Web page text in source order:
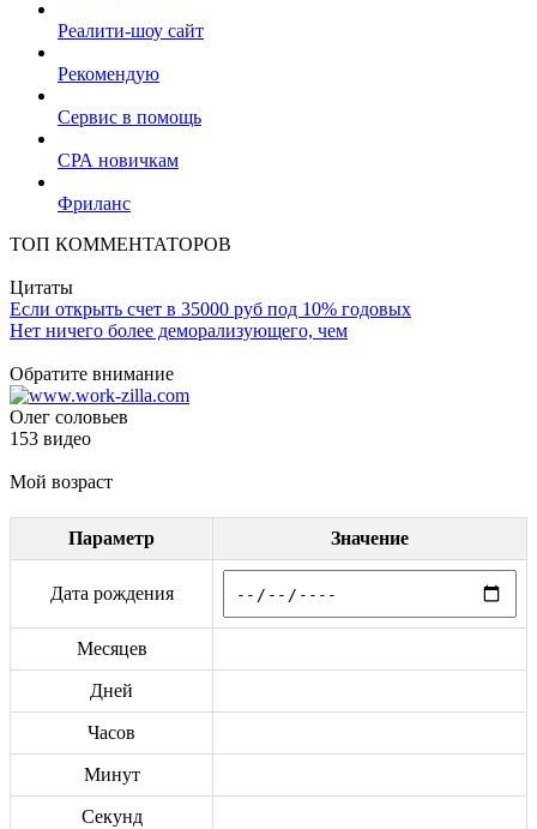
Реалити-шоу сайт
Рекомендую
Сервис в помощь
СРА новичкам
Фриланс
ТОП КОММЕНТАТОРОВ
Цитаты
Если открыть счет в 35000 руб под 10% годовых
Нет ничего более деморализующего, чем
Обратите внимание
Олег соловьев
153 видео
Мой возраст
Параметр Значение
Дата рождения
Месяцев
Дней
Часов
Минут
Секунд